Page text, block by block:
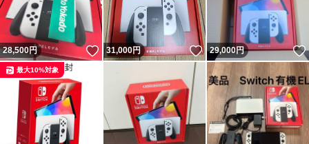
28,500円 いいね！
31,000円 いいね！
29,000円
最大10%対象